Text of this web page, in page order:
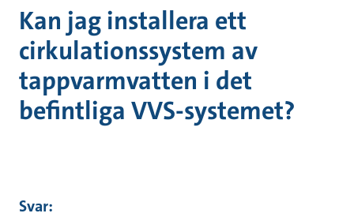
Kan jag installera ett
cirkulationssystem av
tappvarmvatten i det
befintliga VVS-systemet?
Svar: